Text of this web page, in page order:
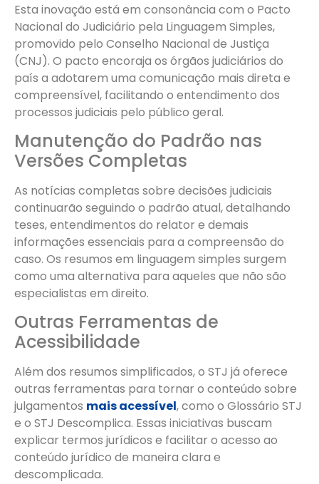
Esta inovação está em consonância com o Pacto
Nacional do Judiciário pela Linguagem Simples,
promovido pelo Conselho Nacional de Justiça
(CNJ). O pacto encoraja os órgãos judiciários do
país a adotarem uma comunicação mais direta e
compreensível, facilitando o entendimento dos
processos judiciais pelo público geral.
Manutenção do Padrão nas
Versões Completas
As notícias completas sobre decisões judiciais
continuarão seguindo o padrão atual, detalhando
teses, entendimentos do relator e demais
informações essenciais para a compreensão do
caso. Os resumos em linguagem simples surgem
como uma alternativa para aqueles que não são
especialistas em direito.
Outras Ferramentas de
Acessibilidade
Além dos resumos simplificados, o STJ já oferece
outras ferramentas para tornar o conteúdo sobre
julgamentos mais acessível, como o Glossário STJ
e o STJ Descomplica. Essas iniciativas buscam
explicar termos jurídicos e facilitar o acesso ao
conteúdo jurídico de maneira clara e
descomplicada.